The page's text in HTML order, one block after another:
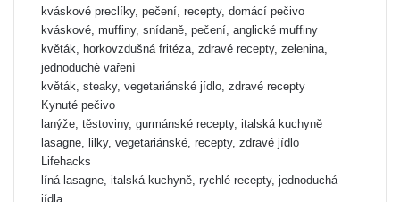
kváskové preclíky, pečení, recepty, domácí pečivo
kváskové, muffiny, snídaně, pečení, anglické muffiny
květák, horkovzdušná fritéza, zdravé recepty, zelenina,
jednoduché vaření
květák, steaky, vegetariánské jídlo, zdravé recepty
Kynuté pečivo
lanýže, těstoviny, gurmánské recepty, italská kuchyně
lasagne, lilky, vegetariánské, recepty, zdravé jídlo
Lifehacks
líná lasagne, italská kuchyně, rychlé recepty, jednoduchá
jídla